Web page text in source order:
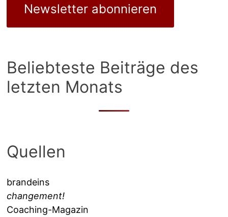
Newsletter abonnieren
Beliebteste Beiträge des
letzten Monats
Quellen
brandeins
changement!
Coaching-Magazin